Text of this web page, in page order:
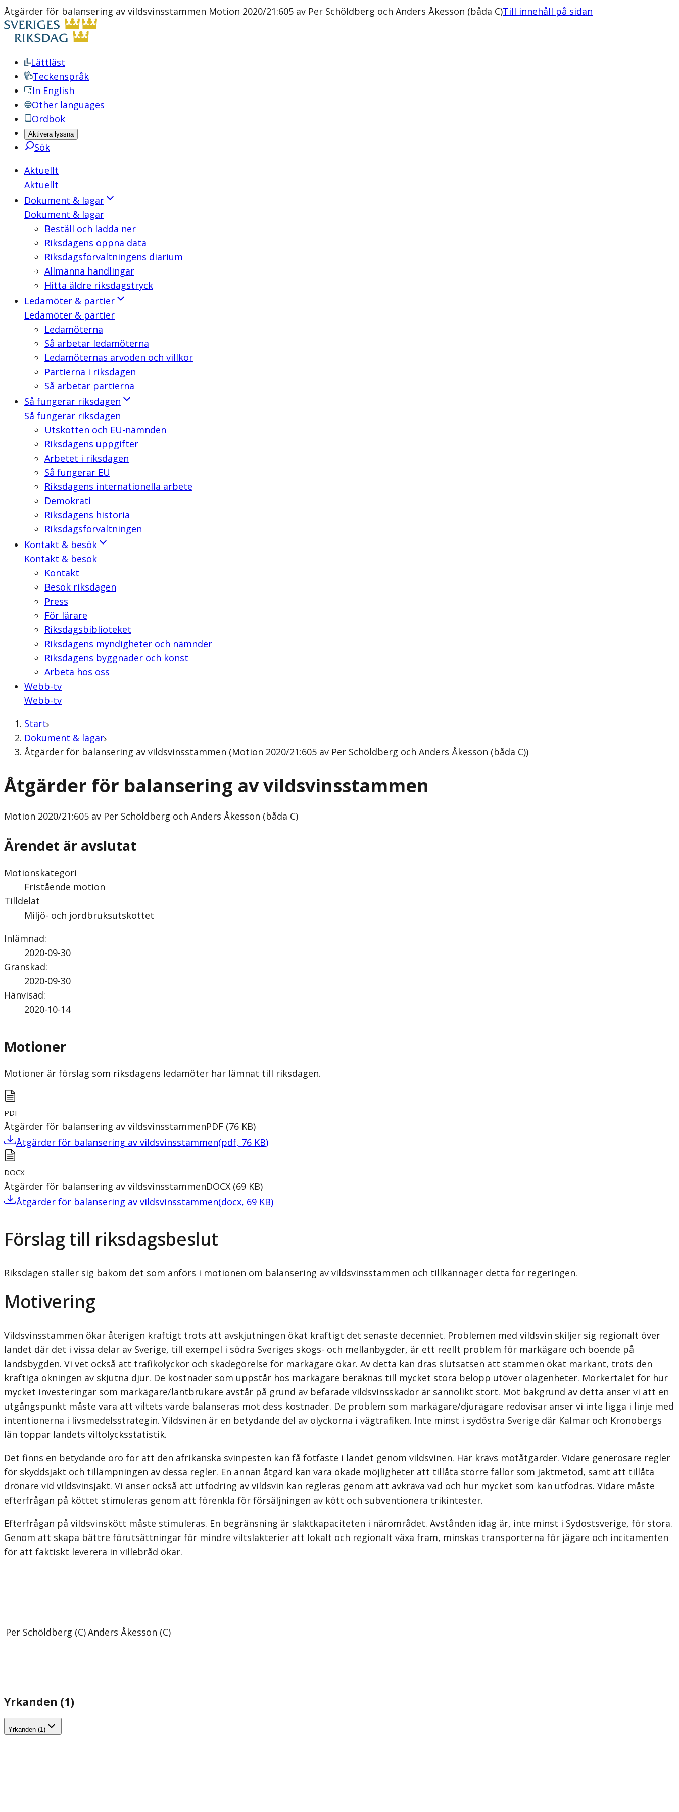
Åtgärder för balansering av vildsvinsstammen Motion 2020/21:605 av Per Schöldberg och Anders Åkesson (båda C)Till innehåll på sidan
Lättläst
Teckenspråk
In English
Other languages
Ordbok
Aktivera lyssna
Sök
Aktuellt
Aktuellt
Dokument & lagar
Dokument & lagar
Beställ och ladda ner
Riksdagens öppna data
Riksdagsförvaltningens diarium
Allmänna handlingar
Hitta äldre riksdagstryck
Ledamöter & partier
Ledamöter & partier
Ledamöterna
Så arbetar ledamöterna
Ledamöternas arvoden och villkor
Partierna i riksdagen
Så arbetar partierna
Så fungerar riksdagen
Så fungerar riksdagen
Utskotten och EU-nämnden
Riksdagens uppgifter
Arbetet i riksdagen
Så fungerar EU
Riksdagens internationella arbete
Demokrati
Riksdagens historia
Riksdagsförvaltningen
Kontakt & besök
Kontakt & besök
Kontakt
Besök riksdagen
Press
För lärare
Riksdagsbiblioteket
Riksdagens myndigheter och nämnder
Riksdagens byggnader och konst
Arbeta hos oss
Webb-tv
Webb-tv
Start
Dokument & lagar
Åtgärder för balansering av vildsvinsstammen (Motion 2020/21:605 av Per Schöldberg och Anders Åkesson (båda C))
Åtgärder för balansering av vildsvinsstammen
Motion 2020/21:605 av Per Schöldberg och Anders Åkesson (båda C)
Ärendet är avslutat
Motionskategori
Fristående motion
Tilldelat
Miljö- och jordbruksutskottet
Inlämnad:
2020-09-30
Granskad:
2020-09-30
Hänvisad:
2020-10-14
Motioner
Motioner är förslag som riksdagens ledamöter har lämnat till riksdagen.
PDF
Åtgärder för balansering av vildsvinsstammenPDF (76 KB)
Åtgärder för balansering av vildsvinsstammen(pdf, 76 KB)
DOCX
Åtgärder för balansering av vildsvinsstammenDOCX (69 KB)
Åtgärder för balansering av vildsvinsstammen(docx, 69 KB)
Förslag till riksdagsbeslut
Riksdagen ställer sig bakom det som anförs i motionen om balansering av vildsvinsstammen och tillkännager detta för regeringen.
Motivering
Vildsvinsstammen ökar återigen kraftigt trots att avskjutningen ökat kraftigt det senaste decenniet. Problemen med vildsvin skiljer sig regionalt över
landet där det i vissa delar av Sverige, till exempel i södra Sveriges skogs- och mellanbygder, är ett reellt problem för markägare och boende på
landsbygden. Vi vet också att trafikolyckor och skadegö­relse för markägare ökar. Av detta kan dras slutsatsen att stammen ökat markant, trots den
kraftiga ökningen av skjutna djur. De kostnader som uppstår hos markägare beräk­nas till mycket stora belopp utöver olägenheter. Mörkertalet för hur
mycket invester­ingar som markägare/lantbrukare avstår på grund av befarade vildsvinsskador är sanno­likt stort. Mot bakgrund av detta anser vi att en
utgångspunkt måste vara att viltets värde balanseras mot dess kostnader. De problem som markägare/djurägare redovisar anser vi inte ligga i linje med
intentionerna i livsmedelsstrategin. Vildsvinen är en betydande del av olyckorna i vägtrafiken. Inte minst i sydöstra Sverige där Kalmar och Kronobergs
län toppar landets viltolycksstatistik.
Det finns en betydande oro för att den afrikanska svinpesten kan få fotfäste i landet genom vildsvinen. Här krävs motåtgärder. Vidare generösare regler
för skyddsjakt och tillämpningen av dessa regler. En annan åtgärd kan vara ökade möjligheter att tillåta större fällor som jaktmetod, samt att tillåta
drönare vid vildsvinsjakt. Vi anser också att utfodring av vildsvin kan regleras genom att avkräva vad och hur mycket som kan utfodras. Vidare måste
efterfrågan på köttet stimuleras genom att förenkla för försälj­ningen av kött och subventionera trikintester.
Efterfrågan på vildsvinskött måste stimuleras. En begränsning är slaktkapaciteten i närområdet. Avstånden idag är, inte minst i Sydostsverige, för stora.
Genom att skapa bättre förutsättningar för mindre viltslakterier att lokalt och regionalt växa fram, mins­kas transporterna för jägare och incitamenten
för att faktiskt leverera in villebråd ökar.
Per Schöldberg (C)Anders Åkesson (C)
Yrkanden (1)
Yrkanden (1)